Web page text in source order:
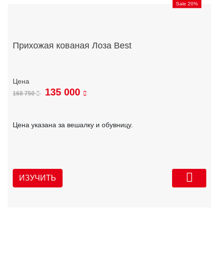
Sale 20%
Прихожая кованая Лоза Best
168 750 135 000
Цена указана за вешалку и обувницу.
ИЗУЧИТЬ